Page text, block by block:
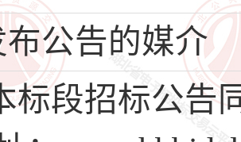
布公告的媒介
段招标公告